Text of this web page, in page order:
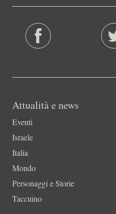
Attualità e news
Eventi
Israele
Italia
Mondo
Personaggi e Storie
Taccuino